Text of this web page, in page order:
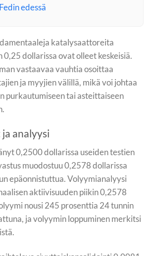
edessä
katalysaattoreita
0,25 dollarissa ovat olleet keskeisiä.
vastaavaa vauhtia osoittaa
ja myyjien välillä, mikä voi johtaa
purkautumiseen tai asteittaiseen
analyysi
0,2500 dollarissa useiden testien
muodostuu 0,2578 dollarissa
epäonnistuttua. Volyymianalyysi
aktiivisuuden piikin 0,2578
nousi 245 prosenttia 24 tunnin
ja volyymin loppuminen merkitsi